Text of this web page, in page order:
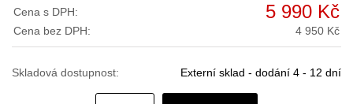
Cena s DPH: 5 990 Kč
Cena bez DPH: 4 950 Kč
Skladová dostupnost: Externí sklad - dodání 4 - 12 dní